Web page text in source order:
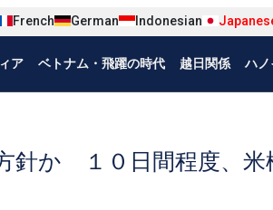
French German Indonesian
ア ベトナム・飛躍の時代 越日関係 ハノ
針か １０日間程度、米